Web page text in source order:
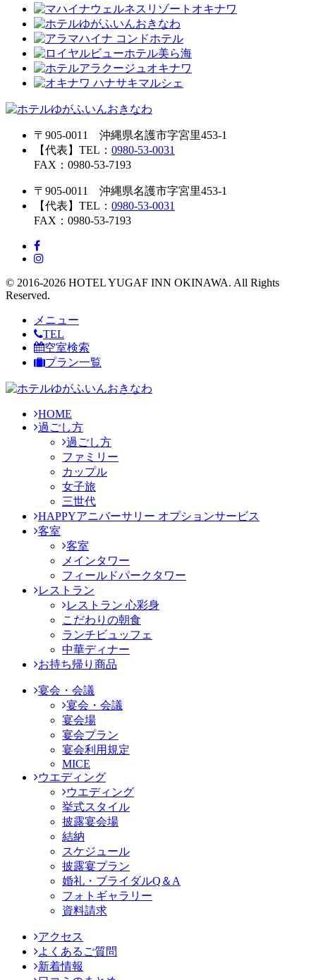
〒905-0011 沖縄県名護市字宮里453-1
【代表】TEL： 0980-53-0031
FAX：0980-53-7193
〒905-0011 沖縄県名護市字宮里453-1
【代表】TEL： 0980-53-0031
FAX：0980-53-7193
© 2016-2026 HOTEL YUGAF INN OKINAWA. All Rights
Reserved.
メニュー
TEL
空室検索
プラン一覧
HOME
過ごし方
過ごし方
ファミリー
カップル
女子旅
三世代
HAPPYアニバーサリー オプションサービス
客室
客室
メインタワー
フィールドパークタワー
レストラン
レストラン 心彩身
こだわりの朝食
ランチビュッフェ
中華ディナー
お持ち帰り商品
宴会・会議
宴会・会議
宴会場
宴会プラン
宴会利用規定
MICE
ウエディング
ウエディング
挙式スタイル
披露宴会場
結納
スケジュール
披露宴プラン
婚礼・ブライダルQ＆A
フォトギャラリー
資料請求
アクセス
よくあるご質問
新着情報